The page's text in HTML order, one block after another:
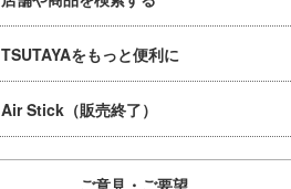
TSUTAYAをもっと便利に
Air Stick（販売終了）
ご意見・ご要望